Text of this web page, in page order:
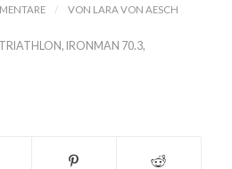
/ VON LARA VON AESCH
, IRONMAN 70.3,